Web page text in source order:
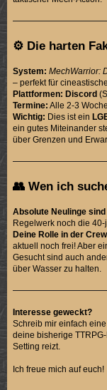
⚙️ Die harten
System: MechWarrior:
– perfekt für
Plattformen: Discord
Termine: Alle 2-3
Wichtig: Dies ist ein
ein gutes Miteinander
über Grenzen und
👥 Wen ich
Absolute Neulinge
Regelwerk noch die
Deine Rolle in der
aktuell noch frei! Aber
Gesucht sind auch
über Wasser zu halten.
Interesse geweckt?
Schreib mir einfach
deine bisherige
Setting reizt.
Ich freue mich auf euch!